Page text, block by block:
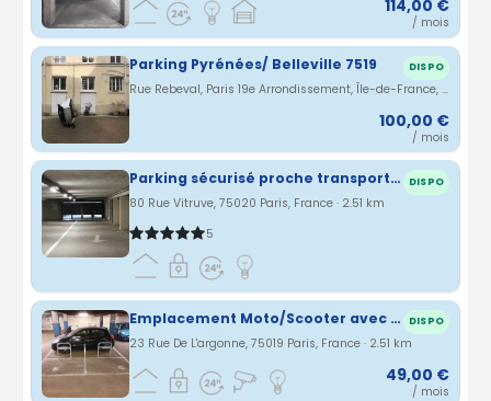
114,00 €
/ mois
Parking Pyrénées/ Belleville 7519 DISPO
Rue Rebeval, Paris 19e Arrondissement, Île-de-France, France · 2.49 km
100,00 €
/ mois
Parking sécurisé proche transports Paris 20 DISPO
80 Rue Vitruve, 75020 Paris, France · 2.51 km
5
Emplacement Moto/Scooter avec arceaux d’accrochage DISPO
23 Rue De L'argonne, 75019 Paris, France · 2.51 km
49,00 €
/ mois